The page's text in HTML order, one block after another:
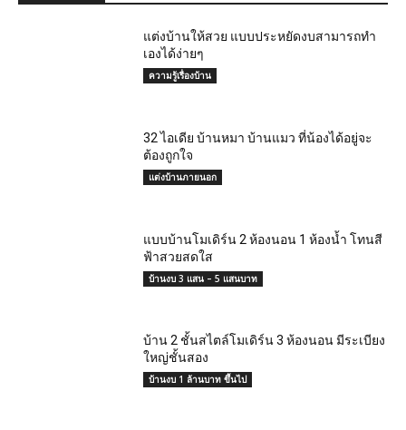
แต่งบ้านให้สวย แบบประหยัดงบสามารถทำ
เองได้ง่ายๆ
ความรู้เรื่องบ้าน
32 ไอเดีย บ้านหมา บ้านแมว ที่น้องได้อยู่จะ
ต้องถูกใจ
แต่งบ้านภายนอก
แบบบ้านโมเดิร์น 2 ห้องนอน 1 ห้องน้ำ โทนสี
ฟ้าสวยสดใส
บ้านงบ 3 แสน – 5 แสนบาท
บ้าน 2 ชั้นสไตล์โมเดิร์น 3 ห้องนอน มีระเบียง
ใหญ่ชั้นสอง
บ้านงบ 1 ล้านบาท ขึ้นไป